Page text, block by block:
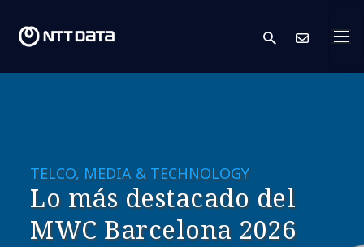
search
TELCO, MEDIA & TECHNOLOGY
Lo más destacado del
MWC Barcelona 2026